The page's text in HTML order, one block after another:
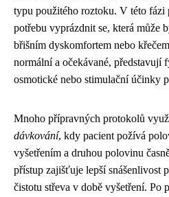
typu použitého roztoku. V této
potřebu vyprázdnit se, která může
břišním dyskomfortem nebo
normální a očekávané, představují
osmotické nebo stimulační účinky
Mnoho přípravných protokolů
dávkování, kdy pacient požívá
vyšetřením a druhou polovinu
přístup zajišťuje lepší snášenlivost
čistotu střeva v době vyšetření. Po